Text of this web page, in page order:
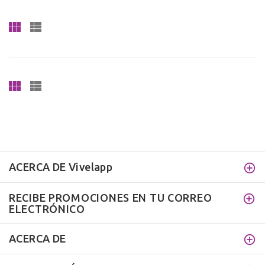
ACERCA DE Vivelapp
RECIBE PROMOCIONES EN TU CORREO
ELECTRÓNICO
ACERCA DE